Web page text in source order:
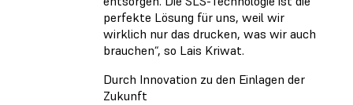
perfekte Lösung für uns, weil wir
wirklich nur das drucken, was wir auch
brauchen“, so Lais Kriwat.
Durch Innovation zu den Einlagen der
Zukunft